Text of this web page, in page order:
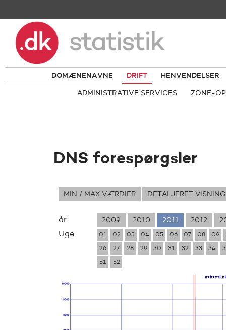
DOMÆNENAVNE DRIFT HENVENDELSER
ADMINISTRATIVE SERVICES ZONE-
DNS forespørgsler
MIN / MAX VÆRDIER DETALJERET VISNING
år 2009 2010 2011 2012
Uge 01 02 03 04 05 06 07 08 09
26 27 28 29 30 31 32 33 34
51 52